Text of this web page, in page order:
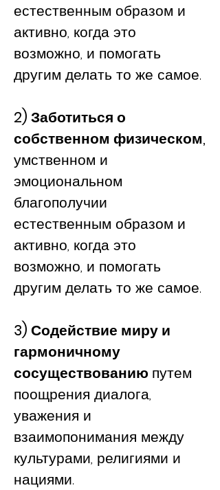
естественным образом и
активно, когда это
возможно, и помогать
другим делать то же самое.
2) Заботиться о
собственном физическом,
умственном и
эмоциональном
благополучии
естественным образом и
активно, когда это
возможно, и помогать
другим делать то же самое.
3) Содействие миру и
гармоничному
сосуществованию путем
поощрения диалога,
уважения и
взаимопонимания между
культурами, религиями и
нациями.